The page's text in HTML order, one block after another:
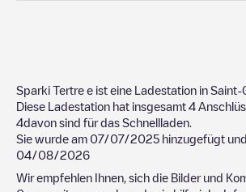
Sparki Tertre e ist eine Ladestation in Saint-
Diese Ladestation hat insgesamt 4
4davon sind für das Schnellladen.
Sie wurde am 07/07/2025 hinzugefügt
04/08/2026
Wir empfehlen Ihnen, sich die Bilder und